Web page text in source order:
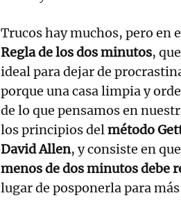
Trucos hay muchos, pero en
Regla de los dos minutos,
ideal para dejar de
porque una casa limpia y
de lo que pensamos en
los principios delmétodo
David Allen, y consiste en que
menos de dos minutos debe
lugar de posponerla para